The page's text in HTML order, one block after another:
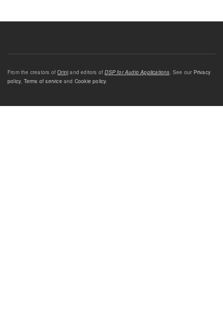
From the creators ofOrinj and editors ofDSP for Audio Applications. See our Privacy
policy, Terms of service and Cookie policy.